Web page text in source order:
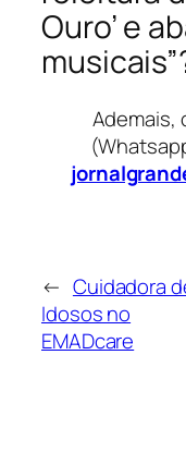
Ouro’ e
Ademais,
← Cuidadora
Idosos no
EMADcare